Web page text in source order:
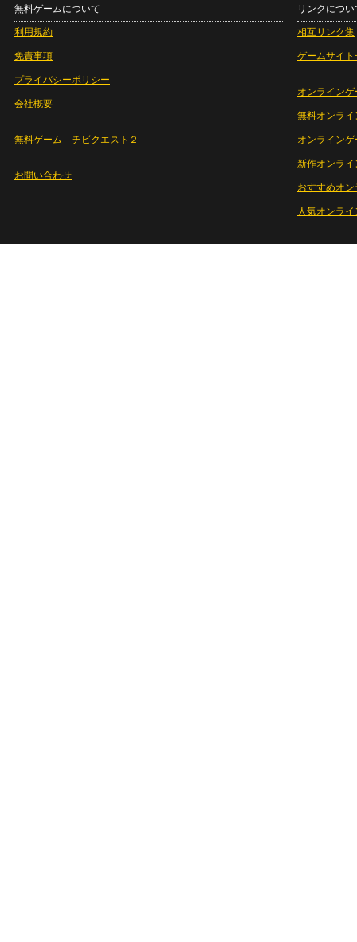
無料ゲームについて
利用規約
免責事項
プライバシーポリシー
会社概要
無料ゲーム チビクエスト２
お問い合わせ
リンクについ
相互リンク集
ゲームサイト
オンラインゲ
無料オンライ
オンライン
新作オンライ
おすすめオ
人気オンラ